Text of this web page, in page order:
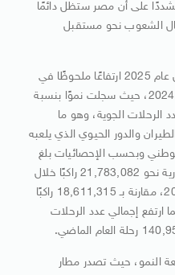
مشددًا على أن مصر ستظل دائمًا
الشعوب نحو مستقبل
يشار الي ان مطارات الجمهورية خلال عام 2025 ارتفاعًا ملحوظًا في
حركة الركاب والطائرات مقارنة بعام 2024، حيث سجلت نموًا بنسبة
و15% في عدد الرحلات الجوية، وهو ما
والدور الحيوي الذي يلعبه
وبحسب الإحصائيات بلغ
إجمالي عدد الركاب بمطارات الجمهورية نحو 21,783,082 راكبًا خلال
الفترة من يناير وحتى 18 أكتوبر 2025، مقارنة بـ 18,611,315 راكبًا
الفترة من عام 2024. كما ارتفع إجمالي عدد الرحلات
النمو، حيث تصدر مطار